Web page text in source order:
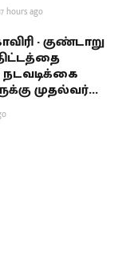
hours ago
- குண்டாறு
முதல்வர்